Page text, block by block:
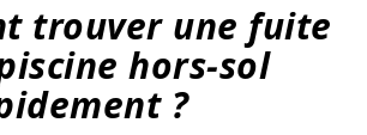
trouver une fuite
hors-sol
?